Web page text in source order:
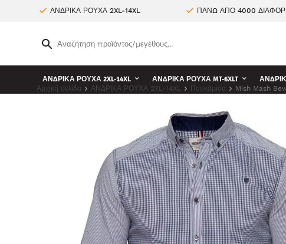
ΑΝΔΡΙΚΑ ΡΟΥΧΑ 2XL-14XL ΠΑΝΩ ΑΠΟ 4000
ΑΝΔΡΙΚΑ ΡΟΥΧΑ 2XL-14XL ΑΝΔΡΙΚΑ ΡΟΥΧΑ MT-6XLT
Αρχική σελίδα ΑΝΔΡΙΚΑ ΡΟΥΧΑ 2XL-14XL Πουκάμισα Mish Mash